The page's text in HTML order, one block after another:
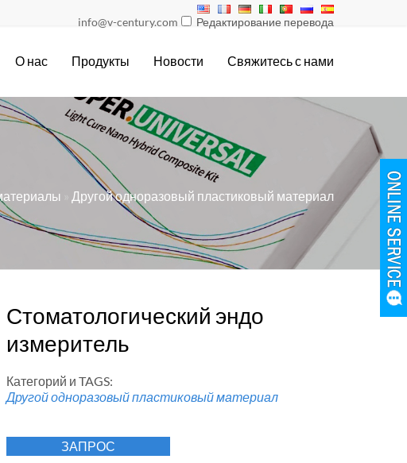
info@v-century.com Редактирование перевода
О нас Продукты Новости Свяжитесь с нами
Другой одноразовый пластиковый материал
Стоматологический эндо
измеритель
Категорий и TAGS:
Другой одноразовый пластиковый материал
ЗАПРОС